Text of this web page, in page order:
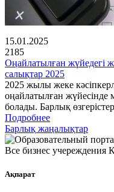
15.01.2025
2185
Оңайлатылған жүйедегі
салықтар 2025
2025 жылы жеке
оңайлатылған жүйесінде
болады. Барлық
Подробнее
Барлық жаңалықтар
Все бизнес учереждения
Ақпарат